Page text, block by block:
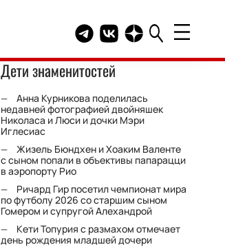
Telegram канал HELLO
Группа HELLO
Канал HELLO в
Дети знаменитостей
Анна Курникова поделилась
недавней фотографией двойняшек
Николаса и Люси и дочки Мэри
Иглесиас
Жизель Бюндхен и Хоаким Валенте
с сыном попали в объективы папарацци
в аэропорту Рио
Ричард Гир посетил чемпионат мира
по футболу 2026 со старшим сыном
Гомером и супругой Алехандрой
Кети Топурия с размахом отмечает
день рождения младшей дочери